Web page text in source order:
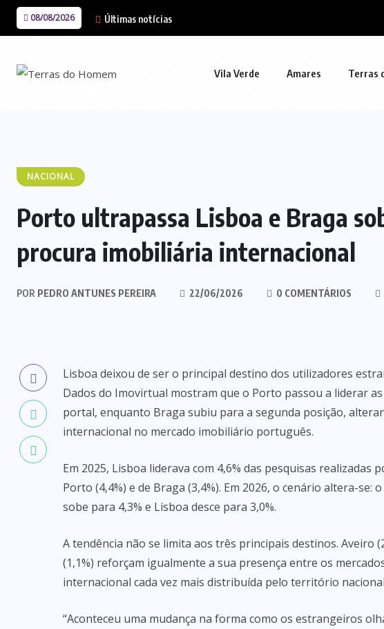
08/08/2026 Últimas notícias
Vila Verde Amares Terras
NACIONAL
Porto ultrapassa Lisboa e Braga
procura imobiliária internacional
POR PEDRO ANTUNES PEREIRA 22/06/2026 0 COMENTÁRIOS
Lisboa deixou de ser o principal destino dos utilizadores
Dados do Imovirtual mostram que o Porto passou a liderar
portal, enquanto Braga subiu para a segunda posição,
internacional no mercado imobiliário português.
Em 2025, Lisboa liderava com 4,6% das pesquisas
Porto (4,4%) e de Braga (3,4%). Em 2026, o cenário altera-se:
sobe para 4,3% e Lisboa desce para 3,0%.
A tendência não se limita aos três principais destinos. Aveiro
(1,1%) reforçam igualmente a sua presença entre os
internacional cada vez mais distribuída pelo território
“Aconteceu uma mudança na forma como os estrangeiros